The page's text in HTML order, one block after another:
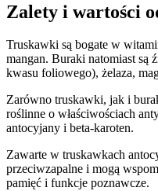
Zalety i wartości
Truskawki są bogate w
mangan. Buraki natomiast są
kwasu foliowego), żelaza,
Zarówno truskawki, jak i
roślinne o właściwościach
antocyjany i beta-karoten.
Zawarte w truskawkach
przeciwzapalne i mogą
pamięć i funkcje poznawcze.